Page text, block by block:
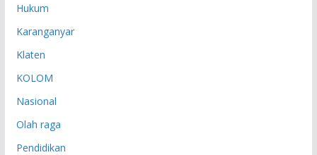
Hukum
Karanganyar
Klaten
KOLOM
Nasional
Olah raga
Pendidikan